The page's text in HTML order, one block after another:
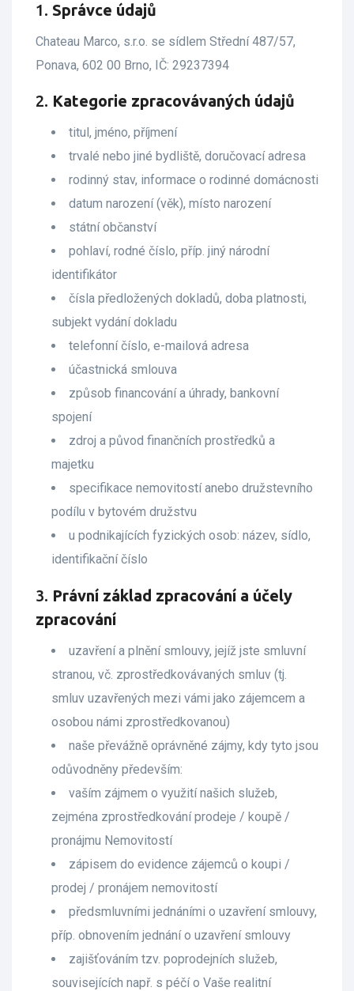
1. Správce údajů
Chateau Marco, s.r.o. se sídlem Střední 487/57,
Ponava, 602 00 Brno, IČ: 29237394
2. Kategorie zpracovávaných údajů
titul, jméno, příjmení
trvalé nebo jiné bydliště, doručovací adresa
rodinný stav, informace o rodinné domácnosti
datum narození (věk), místo narození
státní občanství
pohlaví, rodné číslo, příp. jiný národní
identifikátor
čísla předložených dokladů, doba platnosti,
subjekt vydání dokladu
telefonní číslo, e-mailová adresa
účastnická smlouva
způsob financování a úhrady, bankovní
spojení
zdroj a původ finančních prostředků a
majetku
specifikace nemovitostí anebo družstevního
podílu v bytovém družstvu
u podnikajících fyzických osob: název, sídlo,
identifikační číslo
3. Právní základ zpracování a účely
zpracování
uzavření a plnění smlouvy, jejíž jste smluvní
stranou, vč. zprostředkovávaných smluv (tj.
smluv uzavřených mezi vámi jako zájemcem a
osobou námi zprostředkovanou)
naše převážně oprávněné zájmy, kdy tyto jsou
odůvodněny především:
vaším zájmem o využití našich služeb,
zejména zprostředkování prodeje / koupě /
pronájmu Nemovitostí
zápisem do evidence zájemců o koupi /
prodej / pronájem nemovitostí
předsmluvními jednáními o uzavření smlouvy,
příp. obnovením jednání o uzavření smlouvy
zajišťováním tzv. poprodejních služeb,
souvisejících např. s péčí o Vaše realitní